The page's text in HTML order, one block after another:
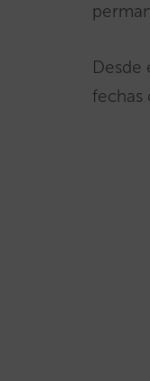
Desde
fechas